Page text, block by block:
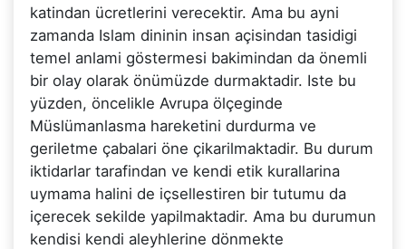
katindan ücretlerini verecektir. Ama bu ayni
zamanda Islam dininin insan açisindan tasidigi
temel anlami göstermesi bakimindan da önemli
bir olay olarak önümüzde durmaktadir. Iste bu
yüzden, öncelikle Avrupa ölçeginde
Müslümanlasma hareketini durdurma ve
geriletme çabalari öne çikarilmaktadir. Bu durum
iktidarlar tarafindan ve kendi etik kurallarina
uymama halini de içsellestiren bir tutumu da
içerecek sekilde yapilmaktadir. Ama bu durumun
kendisi kendi aleyhlerine dönmekte